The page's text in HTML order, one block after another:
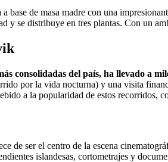
de masa madre con una
y se distribuye en tres plantas. Con un
consolidadas del país, ha llevado a
por la vida nocturna) y una visita
a la popularidad de estos recorridos,
de ser el centro de la escena
islandesas, cortometrajes y